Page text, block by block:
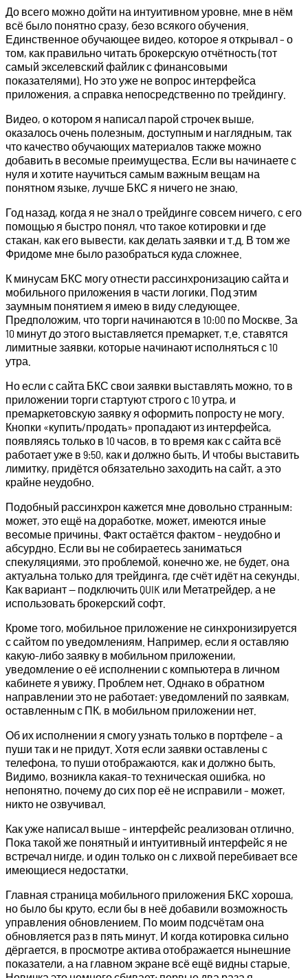
До всего можно дойти на интуитивном уровне, мне в нём
всё было понятно сразу, безо всякого обучения.
Единственное обучающее видео, которое я открывал – о
том, как правильно читать брокерскую отчётность (тот
самый экселевский файлик с финансовыми
показателями). Но это уже не вопрос интерфейса
приложения, а справка непосредственно по трейдингу.
Видео, о котором я написал парой строчек выше,
оказалось очень полезным, доступным и наглядным, так
что качество обучающих материалов также можно
добавить в весомые преимущества. Если вы начинаете с
нуля и хотите научиться самым важным вещам на
понятном языке, лучше БКС я ничего не знаю.
Год назад, когда я не знал о трейдинге совсем ничего, с его
помощью я быстро понял, что такое котировки и где
стакан, как его вывести, как делать заявки и т.д. В том же
Фридоме мне было разобраться куда сложнее.
К минусам БКС могу отнести рассинхронизацию сайта и
мобильного приложения в части логики. Под этим
заумным понятием я имею в виду следующее.
Предположим, что торги начинаются в 10:00 по Москве. За
10 минут до этого выставляется премаркет, т.е. ставятся
лимитные заявки, которые начинают исполняться с 10
утра.
Но если с сайта БКС свои заявки выставлять можно, то в
приложении торги стартуют строго с 10 утра, и
премаркетовскую заявку я оформить попросту не могу.
Кнопки «купить/продать» пропадают из интерфейса,
появляясь только в 10 часов, в то время как с сайта всё
работает уже в 9:50, как и должно быть. И чтобы выставить
лимитку, придётся обязательно заходить на сайт, а это
крайне неудобно.
Подобный рассинхрон кажется мне довольно странным:
может, это ещё на доработке, может, имеются иные
весомые причины. Факт остаётся фактом – неудобно и
абсурдно. Если вы не собираетесь заниматься
спекуляциями, это проблемой, конечно же, не будет, она
актуальна только для трейдинга, где счёт идёт на секунды.
Как вариант — подключить QUIK или Метатрейдер, а не
использовать брокерский софт.
Кроме того, мобильное приложение не синхронизируется
с сайтом по уведомлениям. Например, если я оставляю
какую-либо заявку в мобильном приложении,
уведомление о её исполнении с компьютера в личном
кабинете я увижу. Проблем нет. Однако в обратном
направлении это не работает: уведомлений по заявкам,
оставленным с ПК, в мобильном приложении нет.
Об их исполнении я смогу узнать только в портфеле – а
пуши так и не придут. Хотя если заявки оставлены с
телефона, то пуши отображаются, как и должно быть.
Видимо, возникла какая-то техническая ошибка, но
непонятно, почему до сих пор её не исправили – может,
никто не озвучивал.
Как уже написал выше – интерфейс реализован отлично.
Пока такой же понятный и интуитивный интерфейс я не
встречал нигде, и один только он с лихвой перебивает все
имеющиеся недостатки.
Главная страница мобильного приложения БКС хороша,
но было бы круто, если бы в неё добавили возможность
управления обновлением. По моим подсчётам она
обновляется раз в пять минут. И когда котировка сильно
дёргается, в просмотре актива отображается нынешние
показатели, а на главном экране всё ещё видны старые.